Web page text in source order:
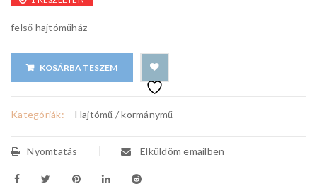
felső hajtóműház
KOSÁRBA TESZEM
Kategóriák: Hajtómű / kormánymű
Nyomtatás Elküldöm emailben